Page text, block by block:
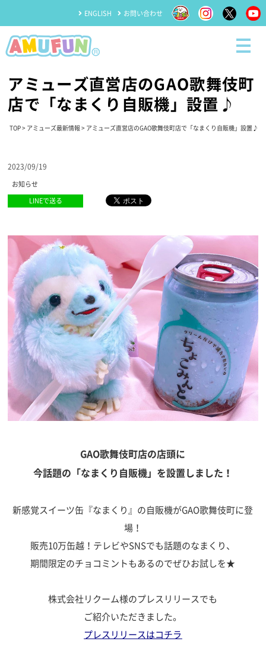
ENGLISH お問い合わせ
アミューズ直営店のGAO歌舞伎町
店で「なまくり自販機」設置♪
TOP> アミューズ最新情報> アミューズ直営店のGAO歌舞伎町店で「なまくり自販機」設置♪
2023/09/19
お知らせ
LINEで送る
GAO歌舞伎町店の店頭に
今話題の「なまくり自販機」を設置しました！
新感覚スイーツ缶『なまくり』の自販機がGAO歌舞伎町に登
場！
販売10万缶越！テレビやSNSでも話題のなまくり、
期間限定のチョコミントもあるのでぜひお試しを★
株式会社リクーム様のプレスリリースでも
ご紹介いただきました。
プレスリリースはコチラ